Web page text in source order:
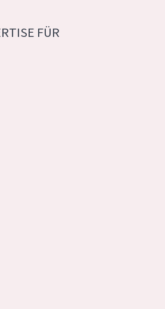
FÜR